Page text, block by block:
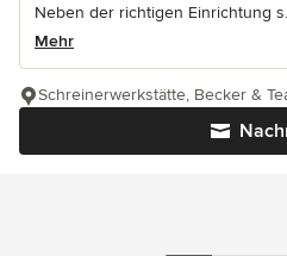
Neben der richtigen Einrichtung
Mehr
Schreinerwerkstätte, Becker &